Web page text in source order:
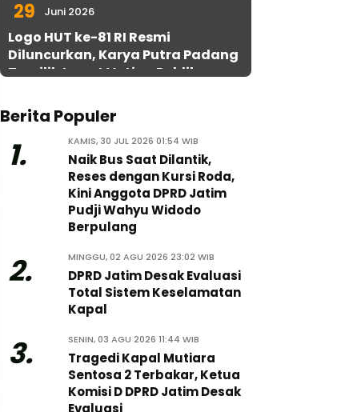
29 Juni 2026
Logo HUT ke-81 RI Resmi
Diluncurkan, Karya Putra Padang
Terpilih Lewat Voting Publik
Berita Populer
1. KAMIS, 30 JUL 2026 01:54 WIB
Naik Bus Saat Dilantik,
Reses dengan Kursi Roda,
Kini Anggota DPRD Jatim
Pudji Wahyu Widodo
Berpulang
2. MINGGU, 02 AGU 2026 23:02 WIB
DPRD Jatim Desak Evaluasi
Total Sistem Keselamatan
Kapal
3. SENIN, 03 AGU 2026 11:44 WIB
Tragedi Kapal Mutiara
Sentosa 2 Terbakar, Ketua
Komisi D DPRD Jatim Desak
Evaluasi